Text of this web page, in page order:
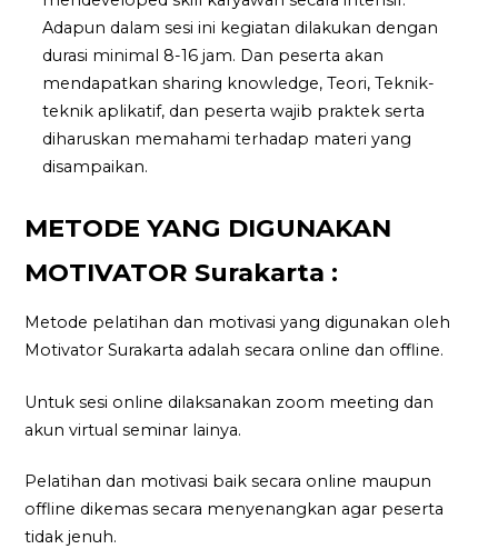
Adapun dalam sesi ini kegiatan dilakukan dengan
durasi minimal 8-16 jam. Dan peserta akan
mendapatkan sharing knowledge, Teori, Teknik-
teknik aplikatif, dan peserta wajib praktek serta
diharuskan memahami terhadap materi yang
disampaikan.
METODE YANG DIGUNAKAN
MOTIVATOR Surakarta :
Metode pelatihan dan motivasi yang digunakan oleh
Motivator Surakarta adalah secara online dan offline.
Untuk sesi online dilaksanakan zoom meeting dan
akun virtual seminar lainya.
Pelatihan dan motivasi baik secara online maupun
offline dikemas secara menyenangkan agar peserta
tidak jenuh.